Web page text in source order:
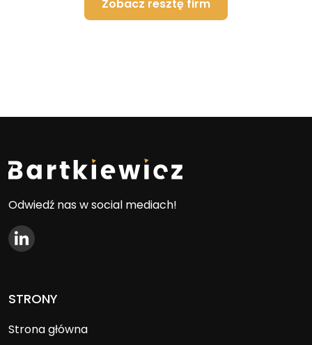
Zobacz resztę firm
Odwiedź nas w social mediach!
STRONY
Strona główna